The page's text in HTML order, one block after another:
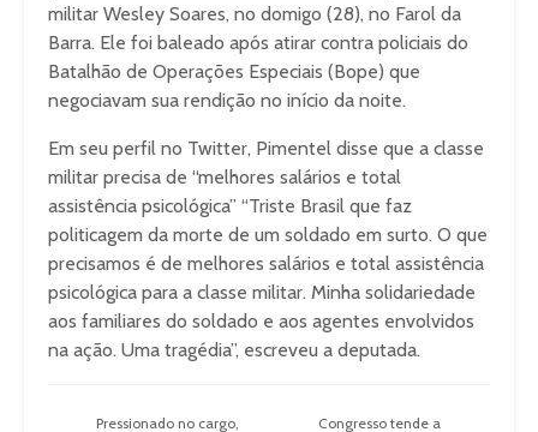
militar Wesley Soares, no domigo (28), no Farol da
Barra. Ele foi baleado após atirar contra policiais do
Batalhão de Operações Especiais (Bope) que
negociavam sua rendição no início da noite.
Em seu perfil no Twitter, Pimentel disse que a classe
militar precisa de “melhores salários e total
assistência psicológica” “Triste Brasil que faz
politicagem da morte de um soldado em surto. O que
precisamos é de melhores salários e total assistência
psicológica para a classe militar. Minha solidariedade
aos familiares do soldado e aos agentes envolvidos
na ação. Uma tragédia”, escreveu a deputada.
Pressionado no cargo,
Congresso tende a